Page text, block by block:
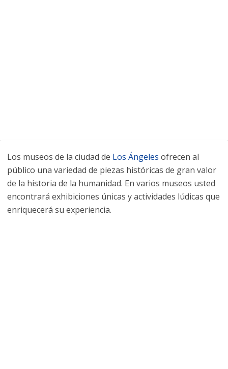
Los museos de la ciudad de Los Ángeles ofrecen al
público una variedad de piezas históricas de gran valor
de la historia de la humanidad. En varios museos usted
encontrará exhibiciones únicas y actividades lúdicas que
enriquecerá su experiencia.